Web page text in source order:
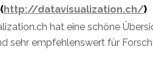
http://datavisualization.ch/)
hat eine schöne
sehr empfehlenswert für